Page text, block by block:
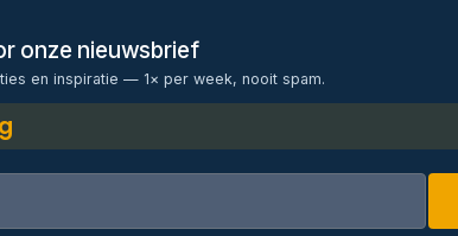
onze nieuwsbrief
en inspiratie — 1× per week, nooit spam.